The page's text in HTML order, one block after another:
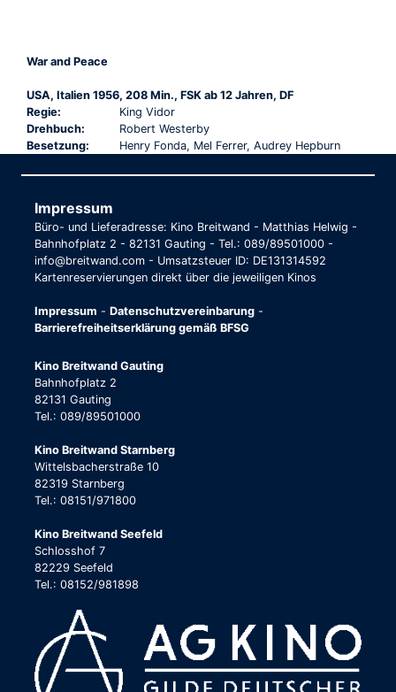
War and Peace
USA, Italien 1956, 208 Min., FSK ab 12 Jahren, DF
Regie:
King Vidor
Drehbuch:
Robert Westerby
Besetzung:
Henry Fonda, Mel Ferrer, Audrey Hepburn
Impressum
Büro- und Lieferadresse: Kino Breitwand - Matthias Helwig -
Bahnhofplatz 2 - 82131 Gauting - Tel.: 089/89501000 -
info@breitwand.com - Umsatzsteuer ID: DE131314592
Kartenreservierungen direkt über die jeweiligen Kinos
Impressum - Datenschutzvereinbarung -
Barrierefreiheitserklärung gemäß BFSG
Kino Breitwand Gauting
Bahnhofplatz 2
82131 Gauting
Tel.: 089/89501000
Kino Breitwand Starnberg
Wittelsbacherstraße 10
82319 Starnberg
Tel.: 08151/971800
Kino Breitwand Seefeld
Schlosshof 7
82229 Seefeld
Tel.: 08152/981898